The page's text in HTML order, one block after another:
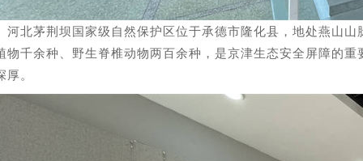
茅荆坝国家级自然保护区位于承德市隆化县，地处燕山山
物千余种、野生脊椎动物两百余种，是京津生态安全屏障的
厚。